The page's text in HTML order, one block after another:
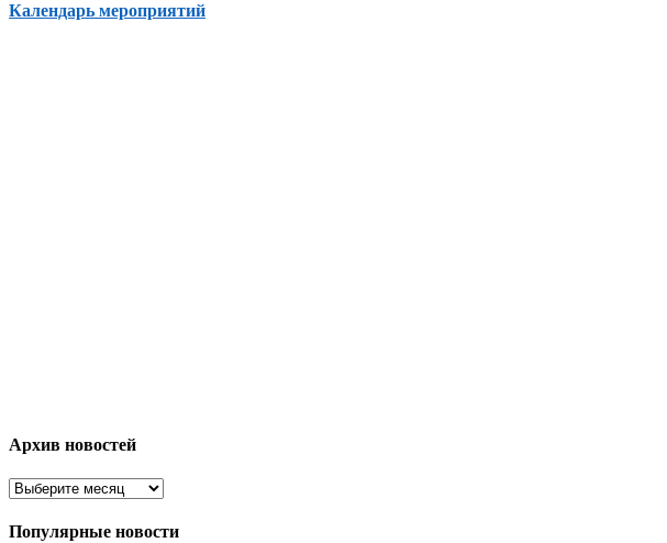
Календарь мероприятий
Архив новостей
Популярные новости